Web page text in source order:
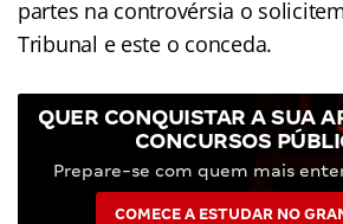
partes na controvérsia o
Tribunal e este o conceda.
QUER CONQUISTAR A SUA
CONCURSOS
Prepare-se com quem mais
COMECE A ESTUDAR NO